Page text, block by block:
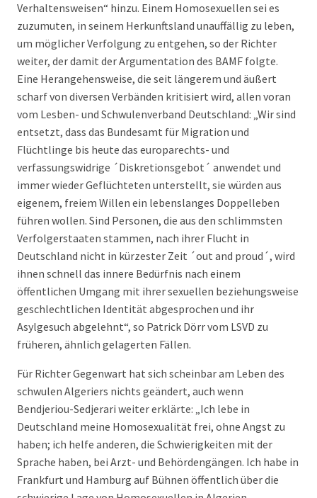
Verhaltensweisen“ hinzu. Einem Homosexuellen sei es
zuzumuten, in seinem Herkunftsland unauffällig zu leben,
um möglicher Verfolgung zu entgehen, so der Richter
weiter, der damit der Argumentation des BAMF folgte.
Eine Herangehensweise, die seit längerem und äußert
scharf von diversen Verbänden kritisiert wird, allen voran
vom Lesben- und Schwulenverband Deutschland: „Wir sind
entsetzt, dass das Bundesamt für Migration und
Flüchtlinge bis heute das europarechts- und
verfassungswidrige ´Diskretionsgebot´ anwendet und
immer wieder Geflüchteten unterstellt, sie würden aus
eigenem, freiem Willen ein lebenslanges Doppelleben
führen wollen. Sind Personen, die aus den schlimmsten
Verfolgerstaaten stammen, nach ihrer Flucht in
Deutschland nicht in kürzester Zeit ´out and proud´, wird
ihnen schnell das innere Bedürfnis nach einem
öffentlichen Umgang mit ihrer sexuellen beziehungsweise
geschlechtlichen Identität abgesprochen und ihr
Asylgesuch abgelehnt“, so Patrick Dörr vom LSVD zu
früheren, ähnlich gelagerten Fällen.
Für Richter Gegenwart hat sich scheinbar am Leben des
schwulen Algeriers nichts geändert, auch wenn
Bendjeriou-Sedjerari weiter erklärte: „Ich lebe in
Deutschland meine Homosexualität frei, ohne Angst zu
haben; ich helfe anderen, die Schwierigkeiten mit der
Sprache haben, bei Arzt- und Behördengängen. Ich habe in
Frankfurt und Hamburg auf Bühnen öffentlich über die